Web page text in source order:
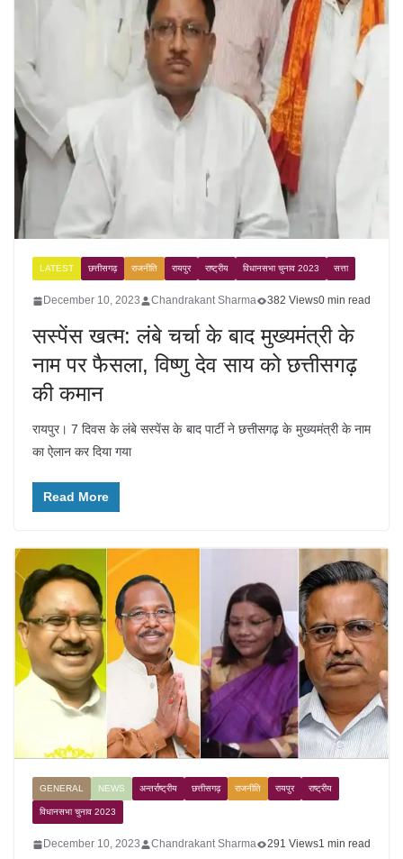
LATEST छत्तीसगढ़ राजनीति रायपुर राष्ट्रीय विधानसभा चुनाव 2023 सत्ता
December 10, 2023 Chandrakant Sharma 382 Views0 min read
सस्पेंस खत्म: लंबे चर्चा के बाद मुख्यमंत्री के
नाम पर फैसला, विष्णु देव साय को छत्तीसगढ़
की कमान
रायपुर। 7 दिवस के लंबे सस्पेंस के बाद पार्टी ने छत्तीसगढ़ के मुख्यमंत्री के नाम
का ऐलान कर दिया गया
Read More
GENERAL NEWS अन्तर्राष्ट्रीय छत्तीसगढ़ राजनीति रायपुर राष्ट्रीय
विधानसभा चुनाव 2023
December 10, 2023 Chandrakant Sharma 291 Views1 min read